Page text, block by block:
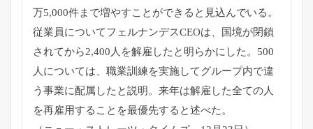
万5,000件まで増やすことができると見込んでいる。
従業員についてフェルナンデスCEOは、国境が閉鎖
されてから2,400人を解雇したと明らかにした。500
人については、職業訓練を実施してグループ内で違
う事業に配属したと説明。来年は解雇した全ての人
を再雇用することを最優先すると述べた。